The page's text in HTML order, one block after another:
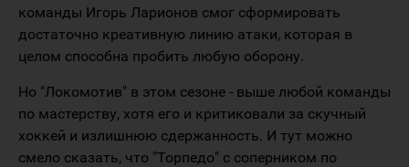
команды Игорь Ларионов смог сформировать
достаточно креативную линию атаки, которая в
целом способна пробить любую оборону.
Но "Локомотив" в этом сезоне - выше любой команды
по мастерству, хотя его и критиковали за скучный
хоккей и излишнюю сдержанность. И тут можно
смело сказать, что "Торпедо" с соперником по